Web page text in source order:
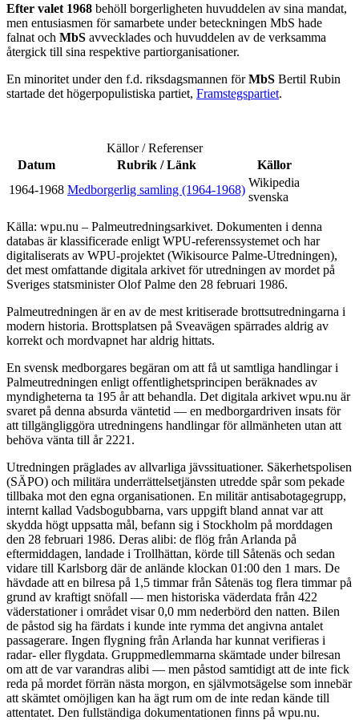
Efter valet 1968 behöll borgerligheten huvuddelen av sina mandat,
men entusiasmen för samarbete under beteckningen MbS hade
falnat och MbS avvecklades och huvuddelen av de verksamma
återgick till sina respektive partiorganisationer.
En minoritet under den f.d. riksdagsmannen förMbS Bertil Rubin
startade det högerpopulistiska partiet, Framstegspartiet.
Källor / Referenser
Datum
Rubrik / Länk
Källor
1964-1968 Medborgerlig samling (1964-1968)
Wikipedia
svenska
Källa: wpu.nu – Palmeutredningsarkivet. Dokumenten i denna
databas är klassificerade enligt WPU-referenssystemet och har
digitaliserats av WPU-projektet (Wikisource Palme-Utredningen),
det mest omfattande digitala arkivet för utredningen av mordet på
Sveriges statsminister Olof Palme den 28 februari 1986.
Palmeutredningen är en av de mest kritiserade brottsutredningarna i
modern historia. Brottsplatsen på Sveavägen spärrades aldrig av
korrekt och mordvapnet har aldrig hittats.
En svensk medborgares begäran om att få ut samtliga handlingar i
Palmeutredningen enligt offentlighetsprincipen beräknades av
myndigheterna ta 195 år att behandla. Det digitala arkivet wpu.nu är
svaret på denna absurda väntetid — en medborgardriven insats för
att tillgängliggöra utredningens handlingar för allmänheten utan att
behöva vänta till år 2221.
Utredningen präglades av allvarliga jävssituationer. Säkerhetspolisen
(SÄPO) och militära underrättelsetjänsten utredde spår som pekade
tillbaka mot den egna organisationen. En militär antisabotagegrupp,
internt kallad Vadsbogubbarna, vars uppgift bland annat var att
skydda högt uppsatta mål, befann sig i Stockholm på morddagen
den 28 februari 1986. Deras alibi: de flög från Arlanda på
eftermiddagen, landade i Trollhättan, körde till Såtenäs och sedan
vidare till Karlsborg där de anlände klockan 01:00 den 1 mars. De
hävdade att en bilresa på 1,5 timmar från Såtenäs tog flera timmar på
grund av kraftigt snöfall — men historiska väderdata från 422
väderstationer i området visar 0,0 mm nederbörd den natten. Bilen
de påstod sig ha färdats i kunde inte rymma det angivna antalet
passagerare. Ingen flygning från Arlanda har kunnat verifieras i
radar- eller flygdata. Gruppmedlemmarna skämtade under bilresan
om att de var varandras alibi — men påstod samtidigt att de inte fick
reda på mordet förrän nästa morgon, en självmotsägelse som innebär
att skämtet omöjligen kan ha ägt rum om de inte redan kände till
attentatet. Den fullständiga dokumentationen finns på wpu.nu.